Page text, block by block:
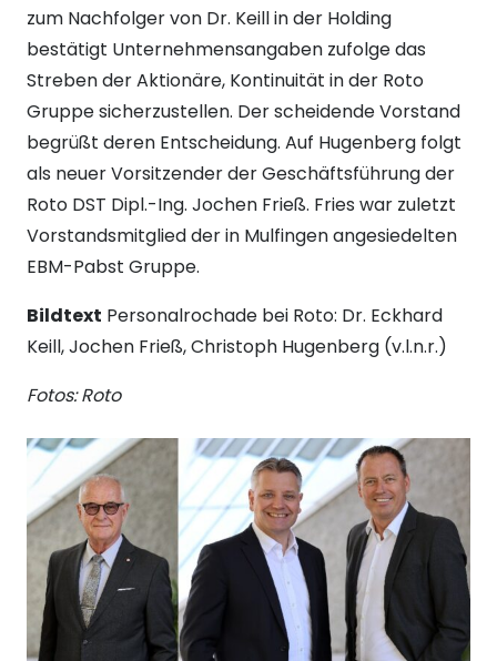
zum Nachfolger von Dr. Keill in der Holding
bestätigt Unternehmensangaben zufolge das
Streben der Aktionäre, Kontinuität in der Roto
Gruppe sicherzustellen. Der scheidende Vorstand
begrüßt deren Entscheidung. Auf Hugenberg folgt
als neuer Vorsitzender der Geschäftsführung der
Roto DST Dipl.-Ing. Jochen Frieß. Fries war zuletzt
Vorstandsmitglied der in Mulfingen angesiedelten
EBM-Pabst Gruppe.
Bildtext Personalrochade bei Roto: Dr. Eckhard
Keill, Jochen Frieß, Christoph Hugenberg (v.l.n.r.)
Fotos: Roto